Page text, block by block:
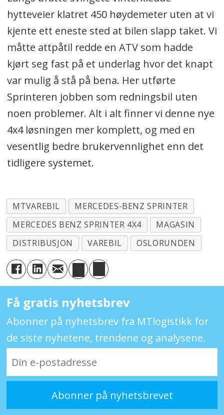
hytteveier klatret 450 høydemeter uten at vi
kjente ett eneste sted at bilen slapp taket. Vi
måtte attpåtil redde en ATV som hadde
kjørt seg fast på et underlag hvor det knapt
var mulig å stå på bena. Her utførte
Sprinteren jobben som redningsbil uten
noen problemer. Alt i alt finner vi denne nye
4x4 løsningen mer komplett, og med en
vesentlig bedre brukervennlighet enn det
tidligere systemet.
MTVAREBIL
MERCEDES-BENZ SPRINTER
MERCEDES BENZ SPRINTER 4X4
MAGASIN
DISTRIBUSJON
VAREBIL OSLORUNDEN
Få gratis nyhetsbrev
Abonner på nyhetsbrev fra MTlogistikk for
de siste nyhetene, trendene og analysene.